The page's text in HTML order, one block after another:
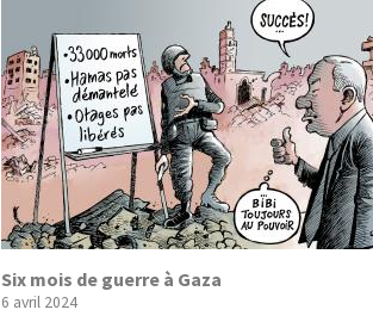
Six mois de guerre à Gaza
6 avril 2024